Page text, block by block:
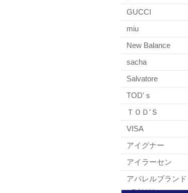
GUCCI
miu
New Balance
sacha
Salvatore
TOD'ｓ
ＴＯＤ’Ｓ
VISA
アイグナー
アイラーセン
アパレルブランド